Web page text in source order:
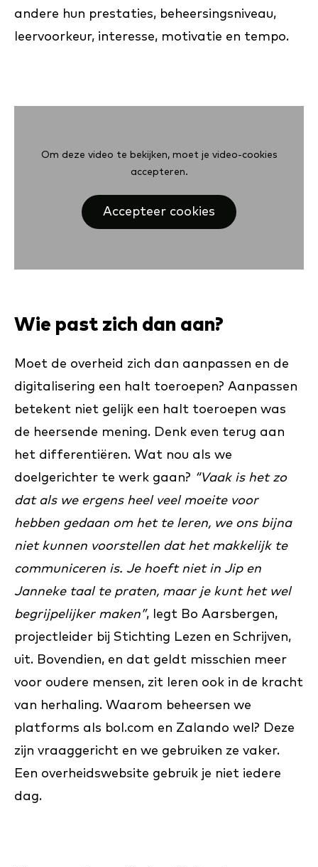
andere hun prestaties, beheersingsniveau,
leervoorkeur, interesse, motivatie en tempo.
Om deze video te bekijken, moet je video-cookies
accepteren.
Accepteer cookies
Wie past zich dan aan?
Moet de overheid zich dan aanpassen en de
digitalisering een halt toeroepen? Aanpassen
betekent niet gelijk een halt toeroepen was
de heersende mening. Denk even terug aan
het differentiëren. Wat nou als we
doelgerichter te werk gaan? “Vaak is het zo
dat als we ergens heel veel moeite voor
hebben gedaan om het te leren, we ons bijna
niet kunnen voorstellen dat het makkelijk te
communiceren is. Je hoeft niet in Jip en
Janneke taal te praten, maar je kunt het wel
begrijpelijker maken”, legt Bo Aarsbergen,
projectleider bij Stichting Lezen en Schrijven,
uit. Bovendien, en dat geldt misschien meer
voor oudere mensen, zit leren ook in de kracht
van herhaling. Waarom beheersen we
platforms als bol.com en Zalando wel? Deze
zijn vraaggericht en we gebruiken ze vaker.
Een overheidswebsite gebruik je niet iedere
dag.